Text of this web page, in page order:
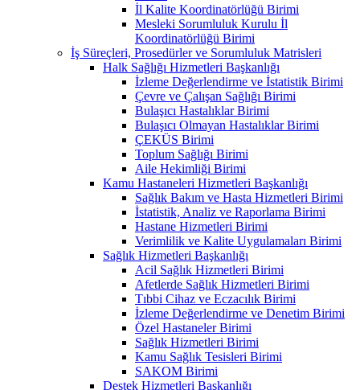
İl Kalite Koordinatörlüğü Birimi
Mesleki Sorumluluk Kurulu İl
Koordinatörlüğü Birimi
İş Süreçleri, Prosedürler ve Sorumluluk Matrisleri
Halk Sağlığı Hizmetleri Başkanlığı
İzleme Değerlendirme ve İstatistik Birimi
Çevre ve Çalışan Sağlığı Birimi
Bulaşıcı Hastalıklar Birimi
Bulaşıcı Olmayan Hastalıklar Birimi
ÇEKÜS Birimi
Toplum Sağlığı Birimi
Aile Hekimliği Birimi
Kamu Hastaneleri Hizmetleri Başkanlığı
Sağlık Bakım ve Hasta Hizmetleri Birimi
İstatistik, Analiz ve Raporlama Birimi
Hastane Hizmetleri Birimi
Verimlilik ve Kalite Uygulamaları Birimi
Sağlık Hizmetleri Başkanlığı
Acil Sağlık Hizmetleri Birimi
Afetlerde Sağlık Hizmetleri Birimi
Tıbbi Cihaz ve Eczacılık Birimi
İzleme Değerlendirme ve Denetim Birimi
Özel Hastaneler Birimi
Sağlık Hizmetleri Birimi
Kamu Sağlık Tesisleri Birimi
SAKOM Birimi
Destek Hizmetleri Başkanlığı